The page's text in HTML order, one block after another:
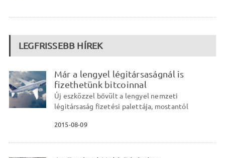
LEGFRISSEBB HÍREK
Már a lengyel légitársaságnál is
fizethetünk bitcoinnal
Új eszközzel bővült a lengyel nemzeti
légitársaság fizetési palettája, mostantól
2015-08-09